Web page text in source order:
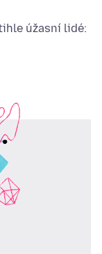
úžasní lidé: